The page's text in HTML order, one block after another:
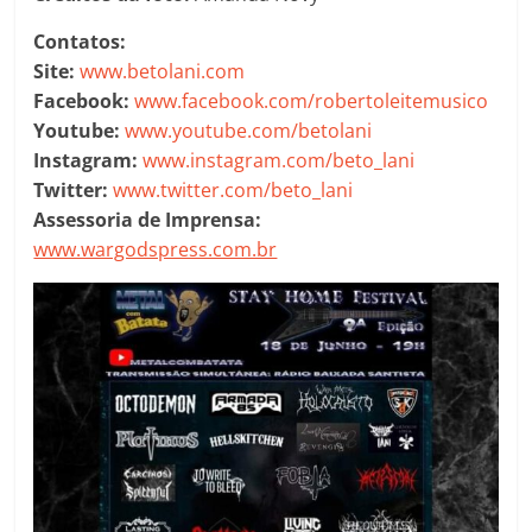
Contatos:
Site:www.betolani.com
Facebook:www.facebook.com/robertoleitemusico
Youtube:www.youtube.com/betolani
Instagram:www.instagram.com/beto_lani
Twitter: www.twitter.com/beto_lani
Assessoria de Imprensa:
www.wargodspress.com.br